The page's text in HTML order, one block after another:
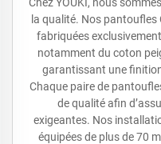
la qualité. Nos
fabriquées
notamment du coton
garantissant une
Chaque paire de
de qualité afin
exigeantes. Nos
équipées de plus de 70